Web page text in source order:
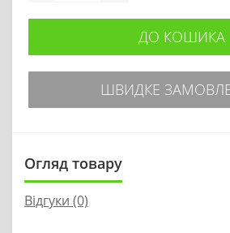
ДО КОШИКА
ШВИДКЕ
Огляд товару
Відгуки (0)